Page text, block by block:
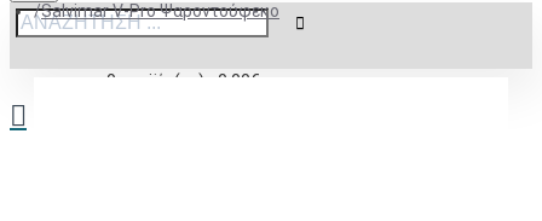
0 προϊόν(τα) - 0,00€
Salvimar V-Pro Ψαροντούφεκο